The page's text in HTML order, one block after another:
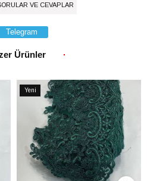
VE CEVAPLAR
Telegram
Ürünler
Yeni